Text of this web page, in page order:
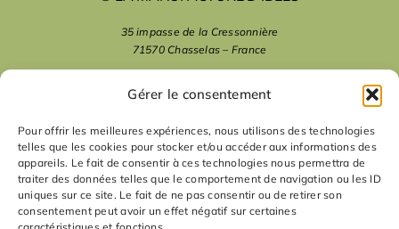
Gérer le consentement
Pour offrir les meilleures expériences, nous utilisons des technologies
telles que les cookies pour stocker et/ou accéder aux informations des
appareils. Le fait de consentir à ces technologies nous permettra de
traiter des données telles que le comportement de navigation ou les ID
uniques sur ce site. Le fait de ne pas consentir ou de retirer son
consentement peut avoir un effet négatif sur certaines
35 impasse de la Cressonnière
71570 Chasselas – France
mentions légales
nous suivre
nous contacter